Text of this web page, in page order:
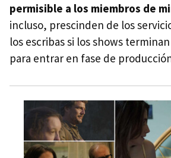
permisible a los miembros de
incluso, prescinden de los
los escribas si los shows
para entrar en fase de